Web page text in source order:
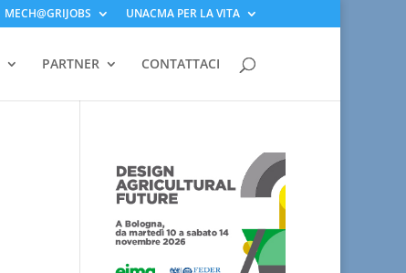
MECH@GRIJOBS UNACMA PER LA VITA
PARTNER CONTATTACI